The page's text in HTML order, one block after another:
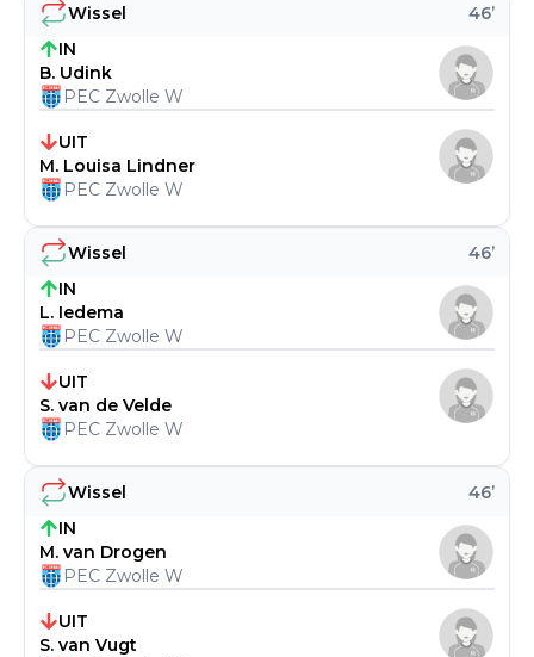
Wissel 46’
IN
M. van Drogen
PEC Zwolle W
UIT
S. van Vugt
Wissel 46’
IN
L. Iedema
PEC Zwolle W
UIT
S. van de Velde
PEC Zwolle W
Wissel 46’
IN
B. Udink
PEC Zwolle W
UIT
M. Louisa Lindner
PEC Zwolle W